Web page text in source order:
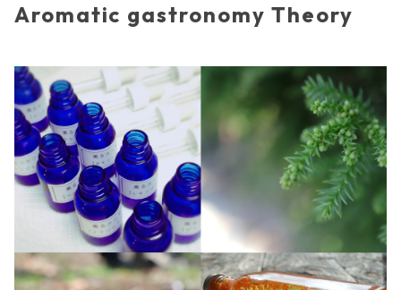
Aromatic gastronomy Theory